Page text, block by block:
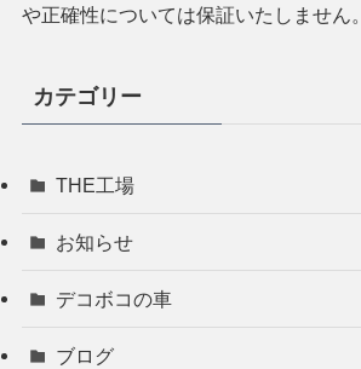
や正確性については保証いたしません。
カテゴリー
THE工場
お知らせ
デコボコの車
ブログ